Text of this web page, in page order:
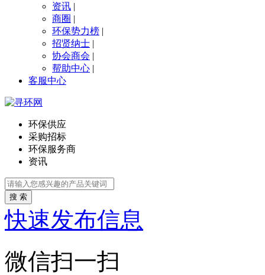
资讯 |
商圈 |
环保势力榜 |
招贤纳士 |
协会商会 |
帮助中心 |
客服中心
环保供应
采购招标
环保服务商
资讯
搜 索
快速发布信息
微信扫一扫